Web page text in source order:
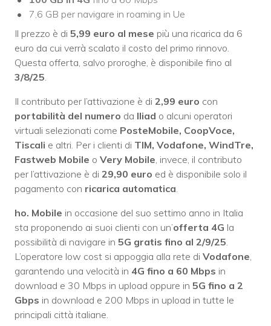
7,6 GB per navigare in roaming in Ue
Il prezzo è di 5,99 euro al mese più una ricarica da 6
euro da cui verrà scalato il costo del primo rinnovo.
Questa offerta, salvo proroghe, è disponibile fino al
3/8/25.
Il contributo per l’attivazione è di 2,99 euro con
portabilità del numero da Iliad o alcuni operatori
virtuali selezionati come PosteMobile, CoopVoce,
Tiscali e altri. Per i clienti di TIM, Vodafone, WindTre,
Fastweb Mobile o Very Mobile, invece, il contributo
per l’attivazione è di 29,90 euro ed è disponibile solo il
pagamento con ricarica automatica.
ho. Mobile in occasione del suo settimo anno in Italia
sta proponendo ai suoi clienti con un’offerta 4G la
possibilità di navigare in 5G gratis fino al 2/9/25.
L’operatore low cost si appoggia alla rete di Vodafone,
garantendo una velocità in 4G fino a 60 Mbps in
download e 30 Mbps in upload oppure in 5G fino a 2
Gbps in download e 200 Mbps in upload in tutte le
principali città italiane.